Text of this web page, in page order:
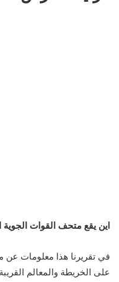
اين يقع متحف القوات الجوية
في تقريرنا هذا معلومات عن
على الخريطة والمعالم